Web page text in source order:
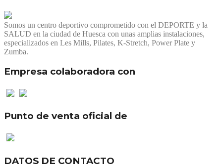
Somos un centro deportivo comprometido con el DEPORTE y la
SALUD en la ciudad de Huesca con unas amplias instalaciones,
especializados en Les Mills, Pilates, K-Stretch, Power Plate y
Zumba.
Empresa colaboradora con
Punto de venta oficial de
DATOS DE CONTACTO